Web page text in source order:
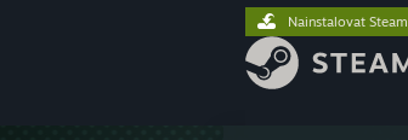
Nainstalovat Steam